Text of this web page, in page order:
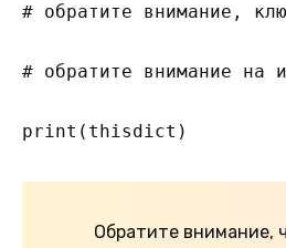
# обратите внимание,
# обратите внимание на
print(thisdict)
Обратите внимание,